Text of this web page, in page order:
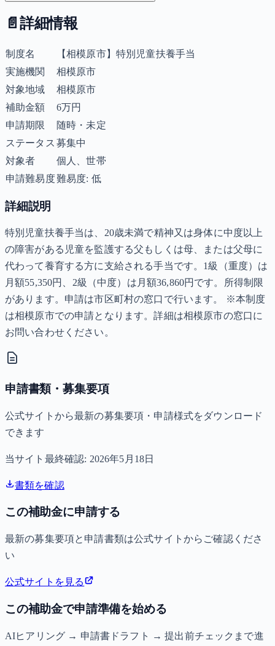
📄 詳細情報
制度名
【相模原市】特別児童扶養手当
実施機関
相模原市
対象地域
相模原市
補助金額
6万円
申請期限
随時・未定
ステータス 募集中
対象者
個人、世帯
申請難易度難易度: 低
詳細説明
特別児童扶養手当は、20歳未満で精神又は身体に中度以上
の障害がある児童を監護する父もしくは母、または父母に
代わって養育する方に支給される手当です。1級（重度）は
月額55,350円、2級（中度）は月額36,860円です。所得制限
があります。申請は市区町村の窓口で行います。 ※本制度
は相模原市での申請となります。詳細は相模原市の窓口に
お問い合わせください。
申請書類・募集要項
公式サイトから最新の募集要項・申請様式をダウンロード
できます
当サイト最終確認: 2026年5月18日
書類を確認
この補助金に申請する
最新の募集要項と申請書類は公式サイトからご確認くださ
い
公式サイトを見る
この補助金で申請準備を始める
AIヒアリング → 申請書ドラフト → 提出前チェックまで進